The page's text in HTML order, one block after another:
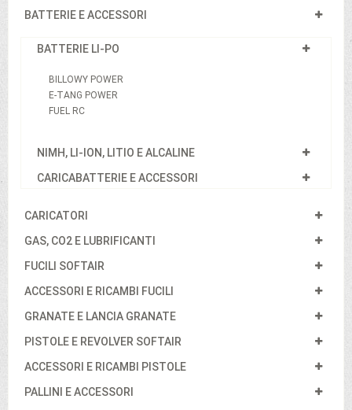
BATTERIE E ACCESSORI
BATTERIE LI-PO
BILLOWY POWER
E-TANG POWER
FUEL RC
NIMH, LI-ION, LITIO E ALCALINE
CARICABATTERIE E ACCESSORI
CARICATORI
GAS, CO2 E LUBRIFICANTI
FUCILI SOFTAIR
ACCESSORI E RICAMBI FUCILI
GRANATE E LANCIA GRANATE
PISTOLE E REVOLVER SOFTAIR
ACCESSORI E RICAMBI PISTOLE
PALLINI E ACCESSORI